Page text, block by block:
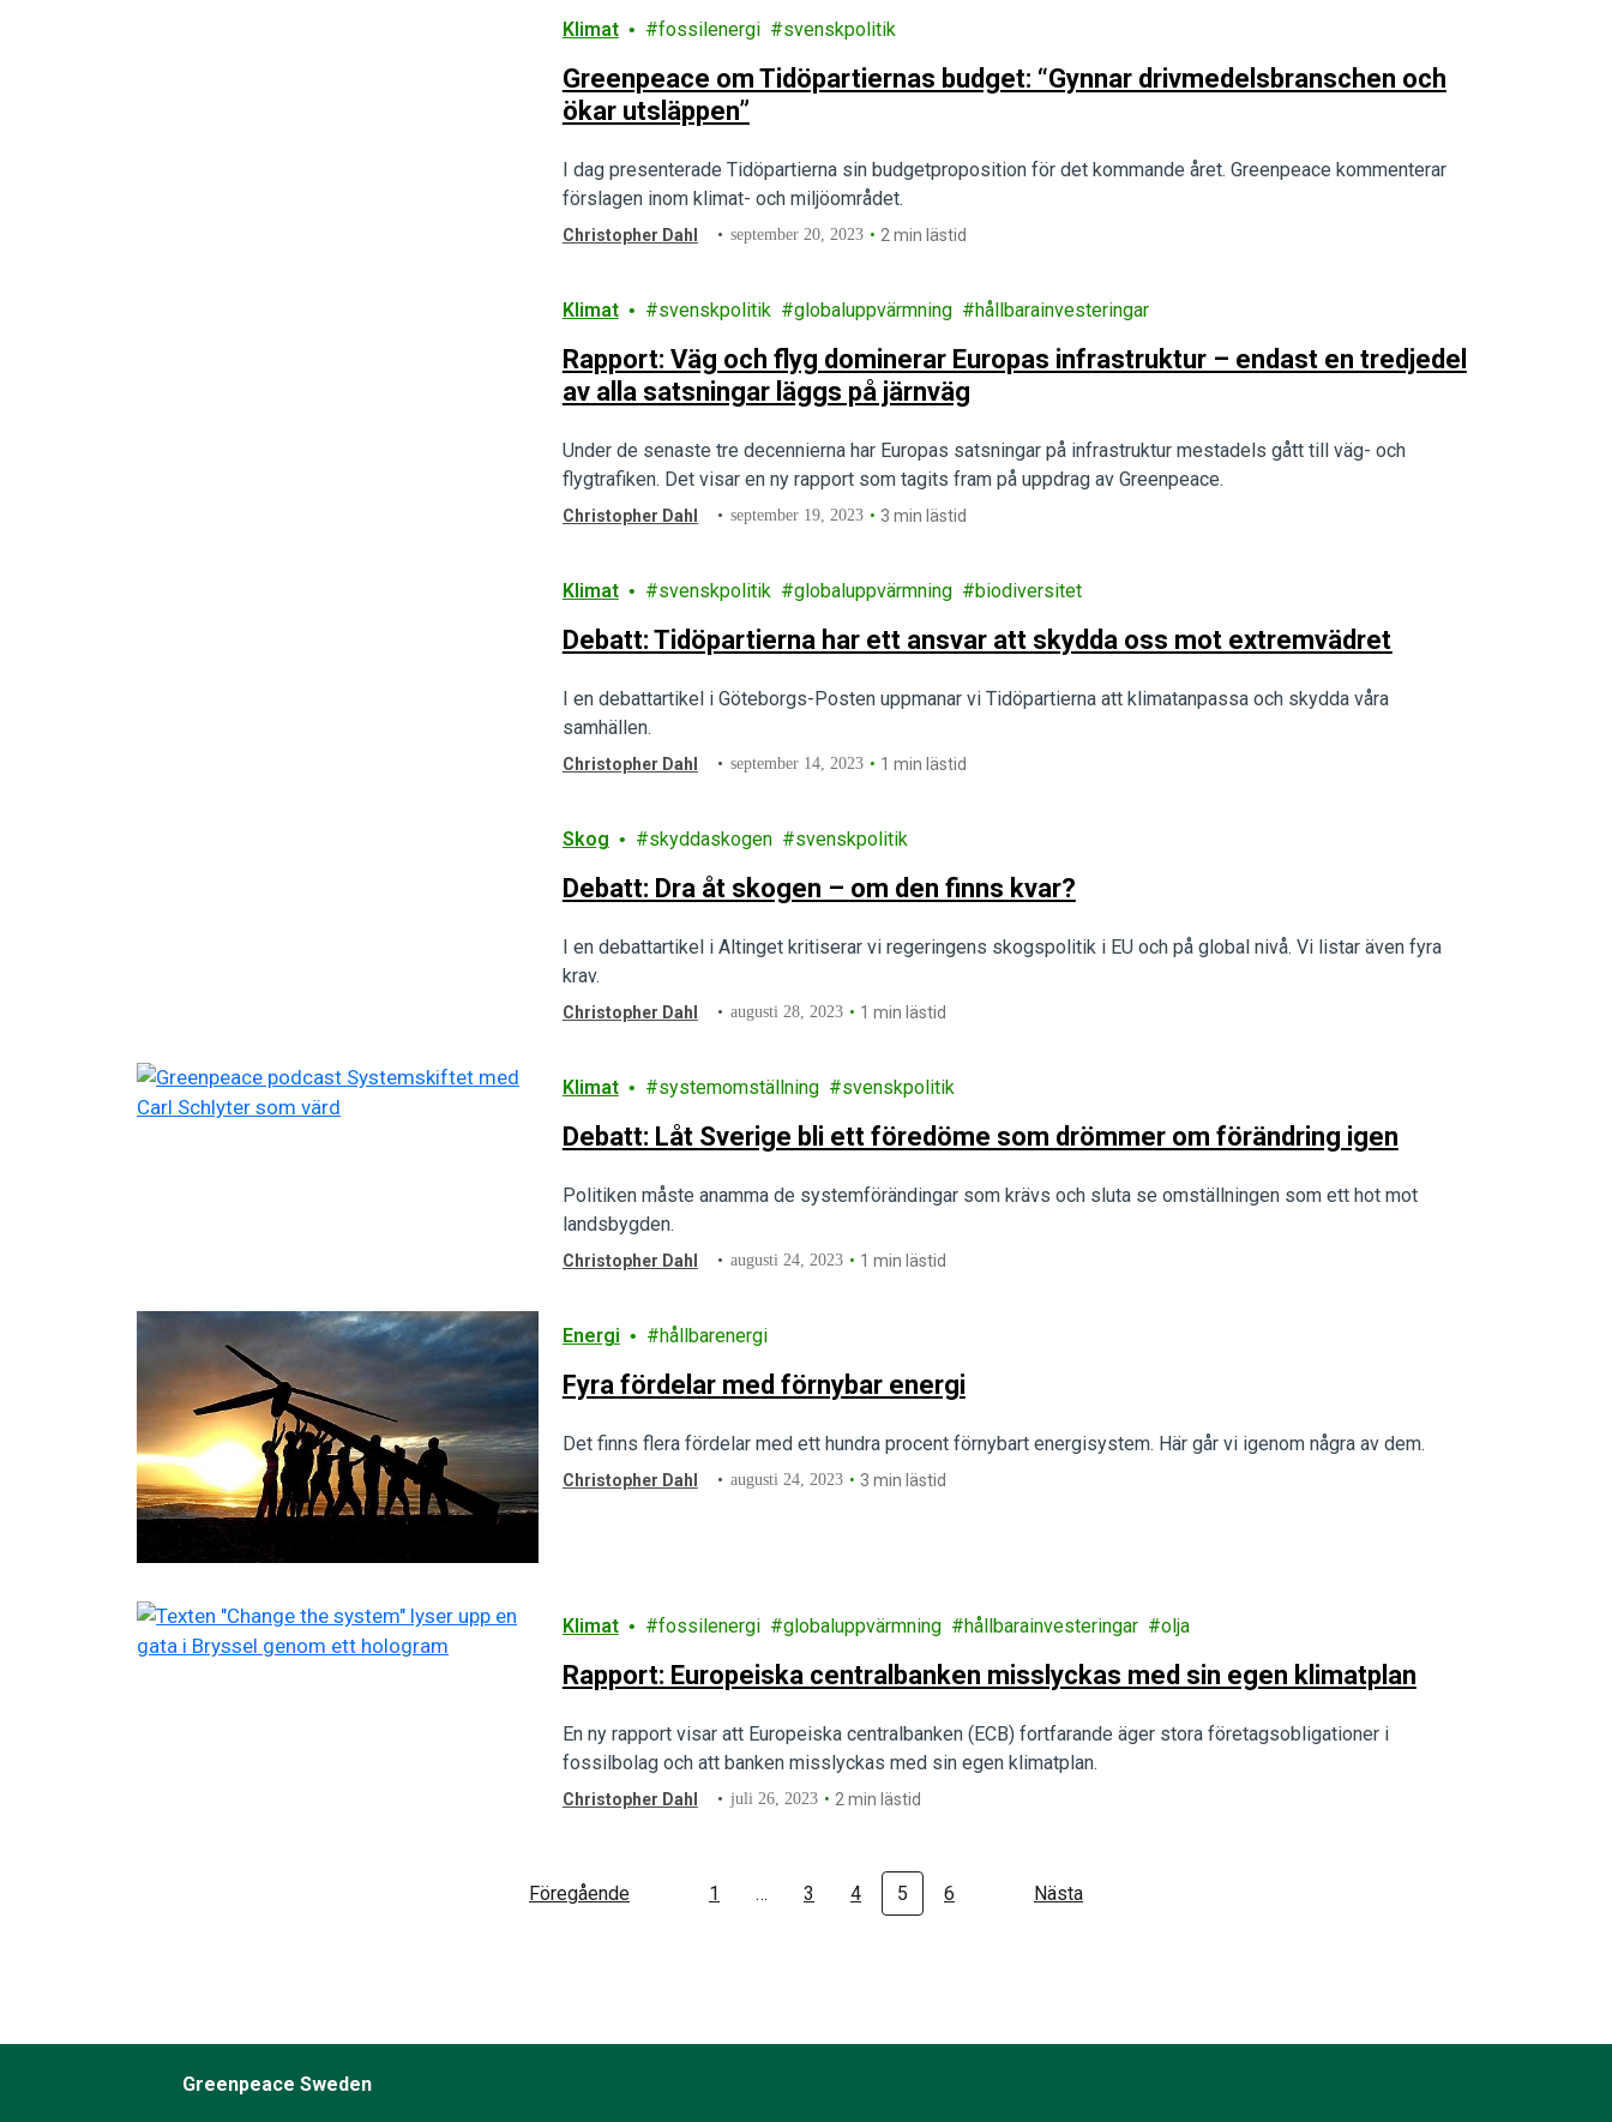
Klimat fossilenergi svenskpolitik
Greenpeace om Tidöpartiernas budget: “Gynnar drivmedelsbranschen och
ökar utsläppen”
I dag presenterade Tidöpartierna sin budgetproposition för det kommande året. Greenpeace kommenterar
förslagen inom klimat- och miljöområdet.
Christopher Dahl september 20, 2023 2 min lästid
Klimat svenskpolitik globaluppvärmning hållbarainvesteringar
Rapport: Väg och flyg dominerar Europas infrastruktur – endast en tredjedel
av alla satsningar läggs på järnväg
Under de senaste tre decennierna har Europas satsningar på infrastruktur mestadels gått till väg- och
flygtrafiken. Det visar en ny rapport som tagits fram på uppdrag av Greenpeace.
Christopher Dahl september 19, 2023 3 min lästid
Klimat svenskpolitik globaluppvärmning biodiversitet
Debatt: Tidöpartierna har ett ansvar att skydda oss mot extremvädret
I en debattartikel i Göteborgs-Posten uppmanar vi Tidöpartierna att klimatanpassa och skydda våra
samhällen.
Christopher Dahl september 14, 2023 1 min lästid
Skog skyddaskogen svenskpolitik
Debatt: Dra åt skogen – om den finns kvar?
I en debattartikel i Altinget kritiserar vi regeringens skogspolitik i EU och på global nivå. Vi listar även fyra
krav.
Christopher Dahl augusti 28, 2023 1 min lästid
Klimat systemomställning svenskpolitik
Debatt: Låt Sverige bli ett föredöme som drömmer om förändring igen
Politiken måste anamma de systemförändingar som krävs och sluta se omställningen som ett hot mot
landsbygden.
Christopher Dahl augusti 24, 2023 1 min lästid
Energi hållbarenergi
Fyra fördelar med förnybar energi
Det finns flera fördelar med ett hundra procent förnybart energisystem. Här går vi igenom några av dem.
Christopher Dahl augusti 24, 2023 3 min lästid
Klimat fossilenergi globaluppvärmning hållbarainvesteringar olja
Rapport: Europeiska centralbanken misslyckas med sin egen klimatplan
En ny rapport visar att Europeiska centralbanken (ECB) fortfarande äger stora företagsobligationer i
fossilbolag och att banken misslyckas med sin egen klimatplan.
Christopher Dahl juli 26, 2023 2 min lästid
Föregående 1 … 3 4 5 6 Nästa
Greenpeace Sweden